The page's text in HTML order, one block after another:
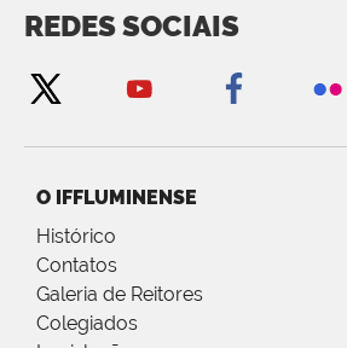
REDES SOCIAIS
O IFFLUMINENSE
Histórico
Contatos
Galeria de Reitores
Colegiados